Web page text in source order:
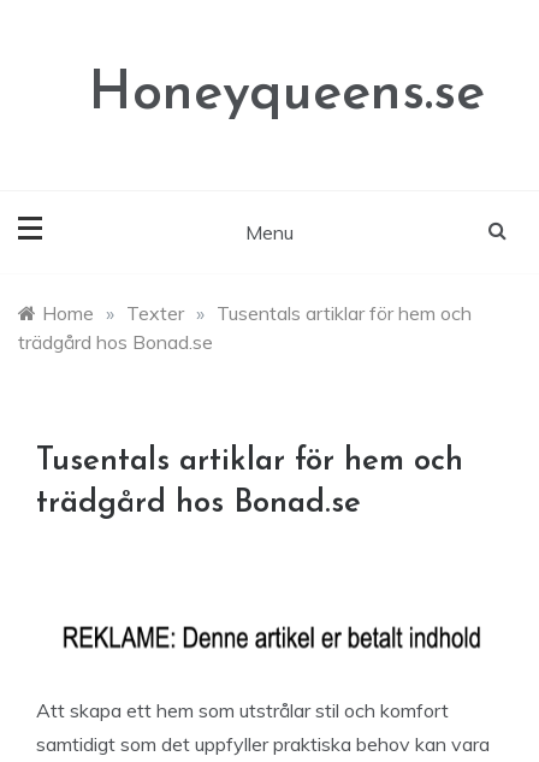
Honeyqueens.se
Menu
Home » Texter » Tusentals artiklar för hem och
trädgård hos Bonad.se
Tusentals artiklar för hem och
trädgård hos Bonad.se
Att skapa ett hem som utstrålar stil och komfort
samtidigt som det uppfyller praktiska behov kan vara